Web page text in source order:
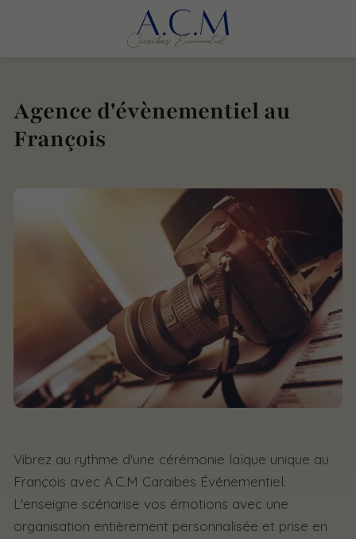
Agence d'évènementiel au
François
Vibrez au rythme d'une cérémonie laïque unique au
François avec A.C.M Caraibes Événementiel.
L'enseigne scénarise vos émotions avec une
organisation entièrement personnalisée et prise en